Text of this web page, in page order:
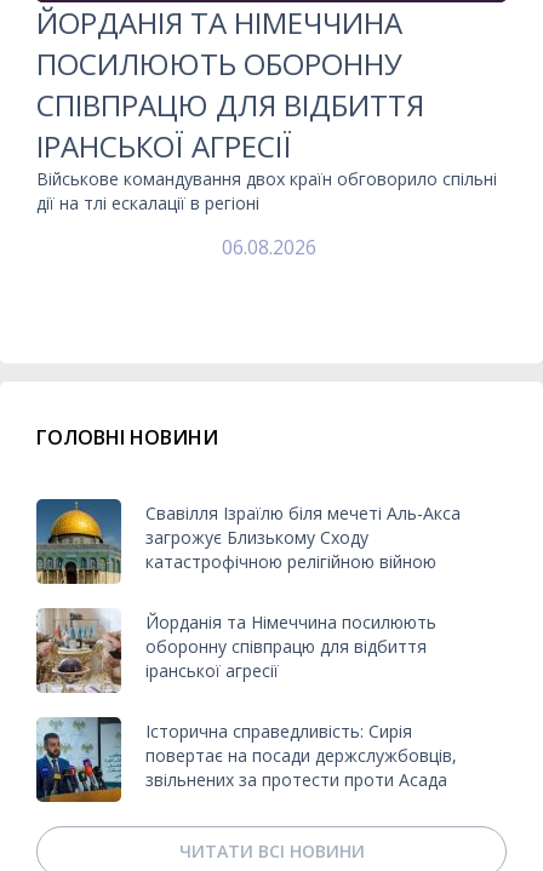
ЙОРДАНІЯ ТА НІМЕЧЧИНА
ПОСИЛЮЮТЬ ОБОРОННУ
СПІВПРАЦЮ ДЛЯ ВІДБИТТЯ
ІРАНСЬКОЇ АГРЕСІЇ
Військове командування двох країн обговорило спільні
дії на тлі ескалації в регіоні
06.08.2026
ГОЛОВНІ НОВИНИ
Свавілля Ізраїлю біля мечеті Аль-Акса
загрожує Близькому Сходу
катастрофічною релігійною війною
Йорданія та Німеччина посилюють
оборонну співпрацю для відбиття
іранської агресії
Історична справедливість: Сирія
повертає на посади держслужбовців,
звільнених за протести проти Асада
ЧИТАТИ ВСІ НОВИНИ